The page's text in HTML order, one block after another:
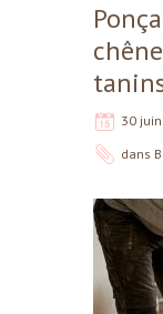
30
dans